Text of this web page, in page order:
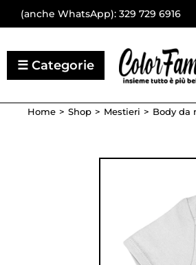
(anche WhatsApp): 329 729 6916
Home Shop Mestieri Body da